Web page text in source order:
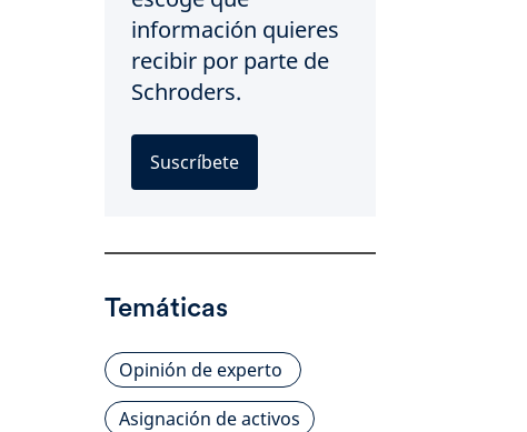
información quieres
recibir por parte de
Schroders.
Suscríbete
Temáticas
Opinión de experto
Asignación de activos